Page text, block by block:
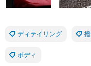
ディテイリング
ボディ